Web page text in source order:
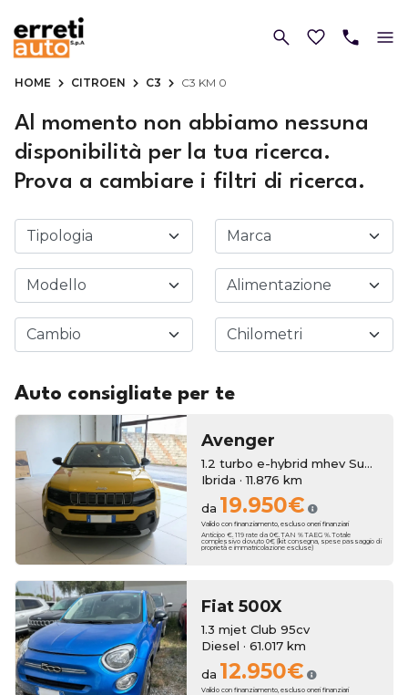
HOME CITROEN C3 C3 KM 0
Al momento non abbiamo nessuna
disponibilità per la tua ricerca.
Prova a cambiare i filtri di ricerca.
Auto consigliate per te
Avenger
1.2 turbo e-hybrid mhev Summit fwd 110cv edct6
Ibrida · 11.876 km
da 19.950€
Valido con finanziamento, escluso oneri finanziari
Anticipo €. 119 rate da 0€. TAN % TAEG %. Totale
complessivo dovuto 0€ (kit consegna, spese passaggio di
proprietà e immatricolazione escluse)
Fiat 500X
1.3 mjet Club 95cv
Diesel · 61.017 km
da 12.950€
Valido con finanziamento, escluso oneri finanziari